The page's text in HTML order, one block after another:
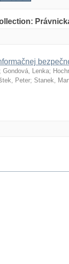
; Gondová, Lenka;
Peter; Stanek,